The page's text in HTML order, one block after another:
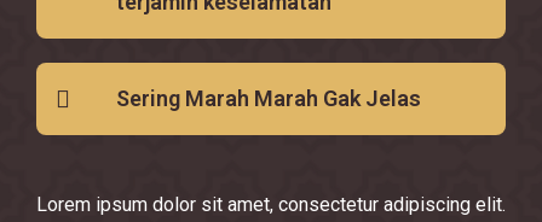
Sering Marah Marah Gak Jelas
Lorem ipsum dolor sit amet, consectetur adipiscing elit.